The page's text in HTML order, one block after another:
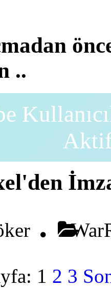
..
1 2 3